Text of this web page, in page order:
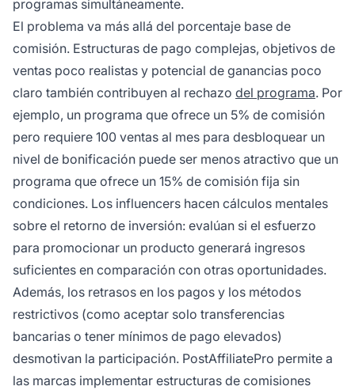
programas simultáneamente.
El problema va más allá del porcentaje base de
comisión. Estructuras de pago complejas, objetivos de
ventas poco realistas y potencial de ganancias poco
claro también contribuyen al rechazo del programa. Por
ejemplo, un programa que ofrece un 5% de comisión
pero requiere 100 ventas al mes para desbloquear un
nivel de bonificación puede ser menos atractivo que un
programa que ofrece un 15% de comisión fija sin
condiciones. Los influencers hacen cálculos mentales
sobre el retorno de inversión: evalúan si el esfuerzo
para promocionar un producto generará ingresos
suficientes en comparación con otras oportunidades.
Además, los retrasos en los pagos y los métodos
restrictivos (como aceptar solo transferencias
bancarias o tener mínimos de pago elevados)
desmotivan la participación. PostAffiliatePro permite a
las marcas implementar estructuras de comisiones